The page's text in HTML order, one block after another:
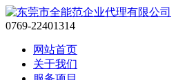
0769-22401314
网站首页
关于我们